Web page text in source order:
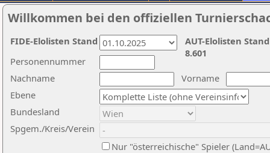
Willkommen bei den offiziellen
Nachname
Vorname
Ebene
Personennummer
Bundesland
Spgem./Kreis/Verein
Nur "österreichische" Spieler
AUT-Elolisten
8.601
FIDE-Elolisten Stand